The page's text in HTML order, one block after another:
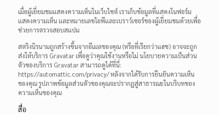
เมื่อผู้เยี่ยมชมแสดงความเห็นในเว็บไซต์ เราเก็บข้อมูลที่แสดงในฟอร์ม
แสดงความเห็น และหมายเลขไอพีและเบราว์เซอร์ของผู้เยี่ยมชมด้วยเพื่อ
ช่วยการตรวจสอบสแปม
สตริงนิรนามถูกสร้างขึ้นจากอีเมลของคุณ (หรือที่เรียกว่าแฮช) อาจจะถูก
ส่งให้บริการ Gravatar เพื่อดูว่าคุณใช้งานหรือไม่ นโยบายความเป็นส่วน
ตัวของบริการ Gravatar สามารถดูได้ที่นี่:
https://automattic.com/privacy/ หลังจากได้รับการยืนยันความเห็น
ของคุณ รูปภาพข้อมูลส่วนตัวของคุณจะปรากฏสู่สาธารณะในบริบทของ
ความเห็นของคุณ
สื่อ